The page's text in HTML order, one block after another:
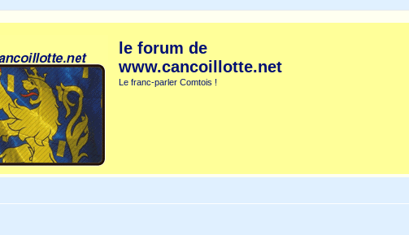
le forum de
www.cancoillotte.net
Le franc-parler Comtois !